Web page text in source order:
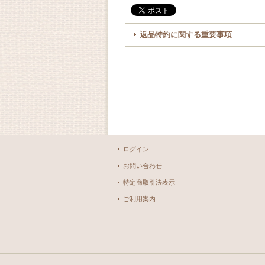
返品特約に関する重要事項
ログイン
お問い合わせ
特定商取引法表示
ご利用案内